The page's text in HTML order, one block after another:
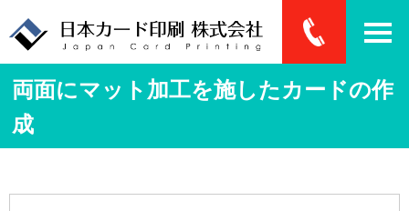
両面にマット加工を施したカードの作
成